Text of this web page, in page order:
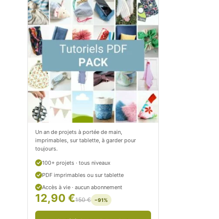
m
t
i
t
i
t
r
o
o
m
/
e
t
i
c
i
t
r
Un an de projets à portée de main,
imprimables, sur tablette, à garder pour
toujours.
100+ projets · tous niveaux
PDF imprimables ou sur tablette
Accès à vie · aucun abonnement
12,90 €150 € −91%